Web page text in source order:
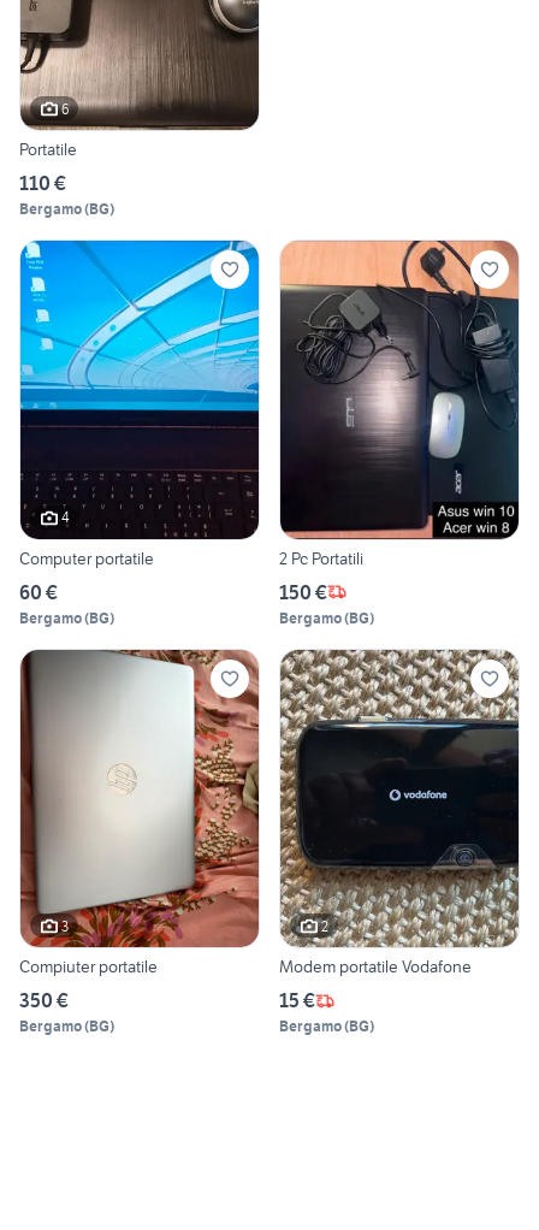
6
Portatile
110 €
Bergamo(BG)
4
Computer portatile
60 €
Bergamo(BG)
2 Pc Portatili
150 €
Bergamo(BG)
3
Compiuter portatile
350 €
Bergamo(BG)
2
Modem portatile Vodafone
15 €
Bergamo(BG)